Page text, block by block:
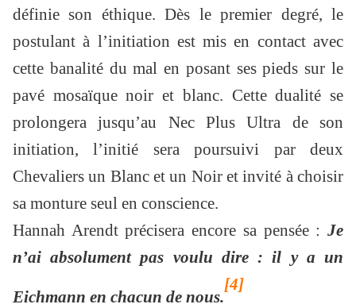
définie son éthique. Dès le premier degré, le
postulant à l’initiation est mis en contact avec
cette banalité du mal en posant ses pieds sur le
pavé mosaïque noir et blanc. Cette dualité se
prolongera jusqu’au Nec Plus Ultra de son
initiation, l’initié sera poursuivi par deux
Chevaliers un Blanc et un Noir et invité à choisir
sa monture seul en conscience.
Hannah Arendt précisera encore sa pensée : Je
n’ai absolument pas voulu dire : il y a un
Eichmann en chacun de nous.
[4]